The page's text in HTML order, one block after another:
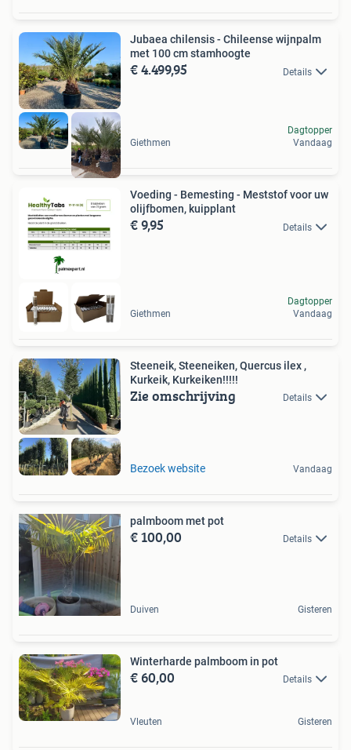
Jubaea chilensis - Chileense wijnpalm
met 100 cm stamhoogte
€ 4.499,95 Details
Giethmen
Dagtopper
Vandaag
Voeding - Bemesting - Meststof voor uw
olijfbomen, kuipplant
€ 9,95 Details
Giethmen
Dagtopper
Vandaag
Steeneik, Steeneiken, Quercus ilex ,
Kurkeik, Kurkeiken!!!!!
Zie omschrijving Details
Bezoek website Vandaag
palmboom met pot
€ 100,00 Details
Duiven Gisteren
Winterharde palmboom in pot
€ 60,00 Details
Vleuten Gisteren